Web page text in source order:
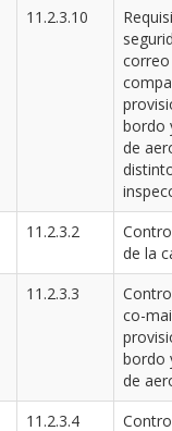
11.2.3.10
bordo
de
11.2.3.2
de la
11.2.3.3
co-
bordo
de
11.2.3.4